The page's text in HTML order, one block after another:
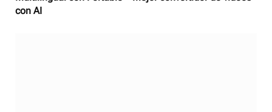
con AI